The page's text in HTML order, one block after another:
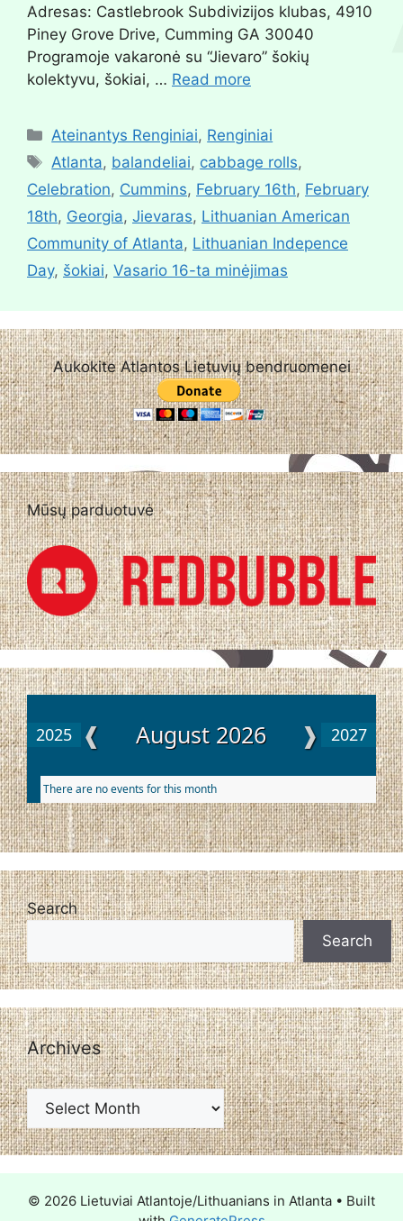
Adresas: Castlebrook Subdivizijos klubas, 4910
Piney Grove Drive, Cumming GA 30040
Programoje vakaronė su “Jievaro” šokių
kolektyvu, šokiai, … Read more
Ateinantys Renginiai, Renginiai
Atlanta, balandeliai, cabbage rolls,
Celebration, Cummins, February 16th, February
18th, Georgia, Jievaras, Lithuanian American
Community of Atlanta, Lithuanian Indepence
Day, šokiai, Vasario 16-ta minėjimas
Aukokite Atlantos Lietuvių bendruomenei
Mūsų parduotuvė
2025 ❰ August 2026 ❱ 2027
There are no events for this month
Search
Search
Archives
© 2026 Lietuviai Atlantoje/Lithuanians in Atlanta • Built